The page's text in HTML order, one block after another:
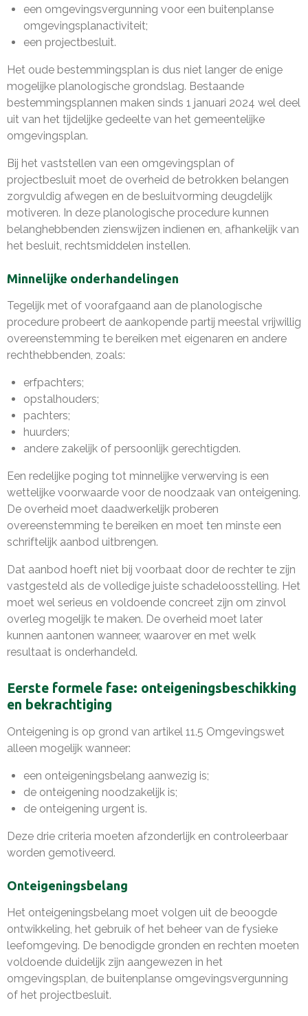
een omgevingsvergunning voor een buitenplanse
omgevingsplanactiviteit;
een projectbesluit.
Het oude bestemmingsplan is dus niet langer de enige
mogelijke planologische grondslag. Bestaande
bestemmingsplannen maken sinds 1 januari 2024 wel deel
uit van het tijdelijke gedeelte van het gemeentelijke
omgevingsplan.
Bij het vaststellen van een omgevingsplan of
projectbesluit moet de overheid de betrokken belangen
zorgvuldig afwegen en de besluitvorming deugdelijk
motiveren. In deze planologische procedure kunnen
belanghebbenden zienswijzen indienen en, afhankelijk van
het besluit, rechtsmiddelen instellen.
Minnelijke onderhandelingen
Tegelijk met of voorafgaand aan de planologische
procedure probeert de aankopende partij meestal vrijwillig
overeenstemming te bereiken met eigenaren en andere
rechthebbenden, zoals:
erfpachters;
opstalhouders;
pachters;
huurders;
andere zakelijk of persoonlijk gerechtigden.
Een redelijke poging tot minnelijke verwerving is een
wettelijke voorwaarde voor de noodzaak van onteigening.
De overheid moet daadwerkelijk proberen
overeenstemming te bereiken en moet ten minste een
schriftelijk aanbod uitbrengen.
Dat aanbod hoeft niet bij voorbaat door de rechter te zijn
vastgesteld als de volledige juiste schadeloosstelling. Het
moet wel serieus en voldoende concreet zijn om zinvol
overleg mogelijk te maken. De overheid moet later
kunnen aantonen wanneer, waarover en met welk
resultaat is onderhandeld.
Eerste formele fase: onteigeningsbeschikking
en bekrachtiging
Onteigening is op grond van artikel 11.5 Omgevingswet
alleen mogelijk wanneer:
een onteigeningsbelang aanwezig is;
de onteigening noodzakelijk is;
de onteigening urgent is.
Deze drie criteria moeten afzonderlijk en controleerbaar
worden gemotiveerd.
Onteigeningsbelang
Het onteigeningsbelang moet volgen uit de beoogde
ontwikkeling, het gebruik of het beheer van de fysieke
leefomgeving. De benodigde gronden en rechten moeten
voldoende duidelijk zijn aangewezen in het
omgevingsplan, de buitenplanse omgevingsvergunning
of het projectbesluit.